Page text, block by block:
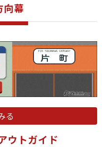
向幕
る
ウトガイド